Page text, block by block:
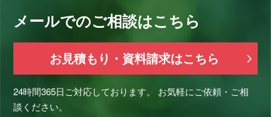
メールでのご相談はこちら
お見積もり・資料請求はこちら
24時間365日ご対応しております。
お気軽にご依頼・ご相
談ください。